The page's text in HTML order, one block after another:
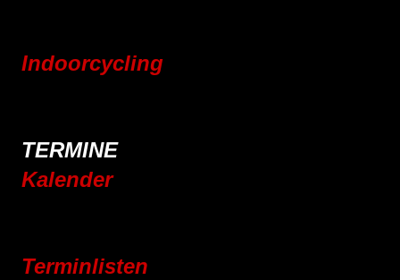
Indoorcycling
TERMINE
Kalender
Terminlisten